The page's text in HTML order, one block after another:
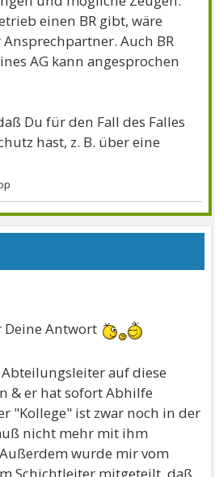
einen BR gibt, wäre
Auch BR
AG kann angesprochen
Du für den Fall des Falles
hast, z. B. über eine
Deine Antwort
auf diese
& er hat sofort Abhilfe
"Kollege" ist zwar noch in der
nicht mehr mit ihm
wurde mir vom